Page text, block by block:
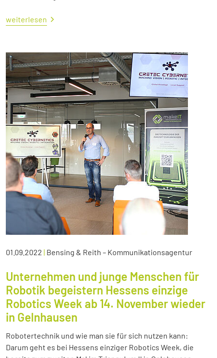
weiterlesen
01.09.2022 | Bensing & Reith – Kommunikationsagentur
Unternehmen und junge Menschen für
Robotik begeistern Hessens einzige
Robotics Week ab 14. November wieder
in Gelnhausen
Robotertechnik und wie man sie für sich nutzen kann:
Darum geht es bei Hessens einziger Robotics Week, die